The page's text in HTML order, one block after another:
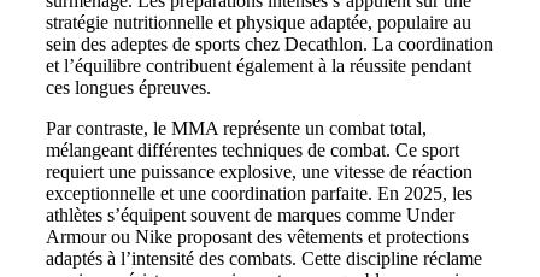
stratégie nutritionnelle et physique adaptée, populaire au
sein des adeptes de sports chez Decathlon. La coordination
et l’équilibre contribuent également à la réussite pendant
ces longues épreuves.
Par contraste, le MMA représente un combat total,
mélangeant différentes techniques de combat. Ce sport
requiert une puissance explosive, une vitesse de réaction
exceptionnelle et une coordination parfaite. En 2025, les
athlètes s’équipent souvent de marques comme Under
Armour ou Nike proposant des vêtements et protections
adaptés à l’intensité des combats. Cette discipline réclame